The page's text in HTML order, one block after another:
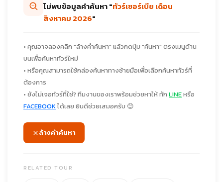
calendar_month ไม่พบข้อมูลคำค้นหา "ทัวร์เซอร์เบีย เดือน
สิงหาคม 2026"
• คุณอาจลองคลิก "ล้างคำค้นหา" แล้วกดปุ่ม "ค้นหา" ตรงเมนูด้าน
บนเพื่อค้นหาทัวร์ใหม่
• หรือคุณสามารถใช้กล่องค้นหาทางซ้ายมือเพื่อเลือกค้นหาทัวร์ที่
ต้องการ
• ยังไม่เจอทัวร์ที่ใช่? ทีมงานของเราพร้อมช่วยหาให้ ทัก LINEหรือ
FACEBOOKได้เลย ยินดีช่วยเสมอครับ 😊
ล้างคำค้นหา
RELATED TOUR